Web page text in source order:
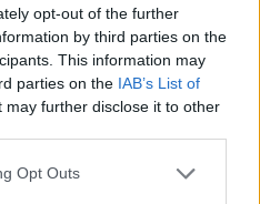
opt-out of the further
by third parties on the
This information may
parties on the IAB’s List of
may further disclose it to other
Opt Outs
de PSD la
clanul Firea-Pandele,
cu banii cetățenilor din